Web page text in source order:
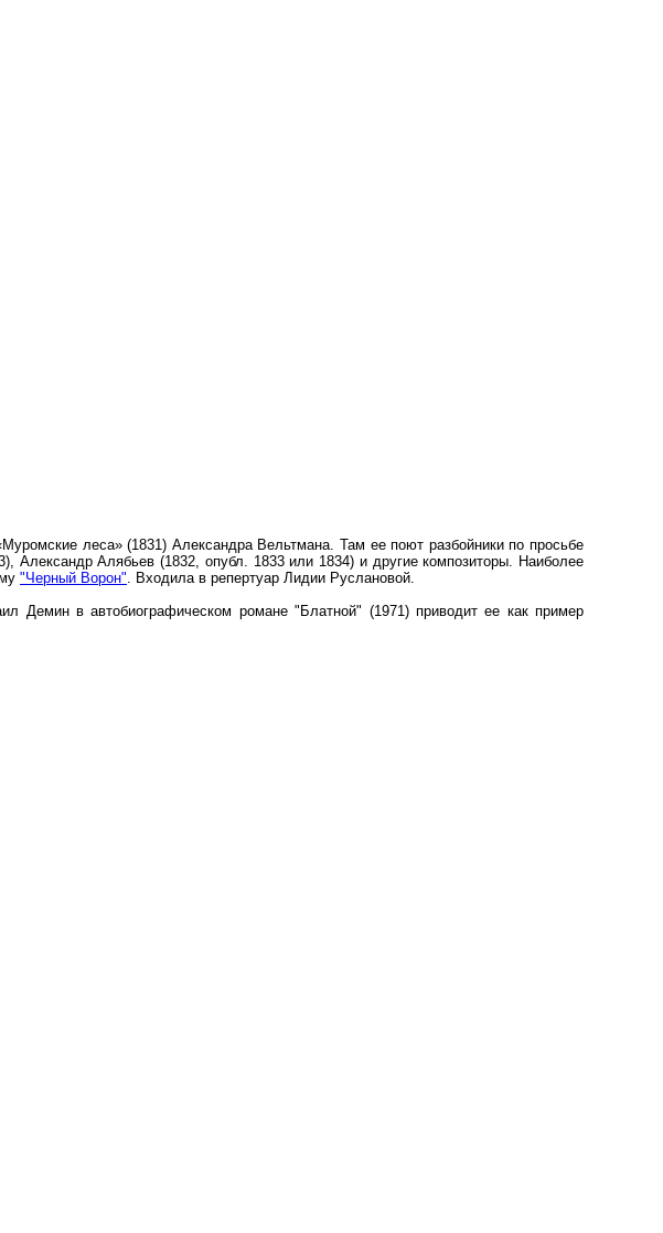
леса» (1831) Александра Вельтмана. Там ее поют разбойники по просьбе
Александр Алябьев (1832, опубл. 1833 или 1834) и другие композиторы. Наиболее
"Черный Ворон". Входила в репертуар Лидии Руслановой.
Демин в автобиографическом романе "Блатной" (1971) приводит ее как пример